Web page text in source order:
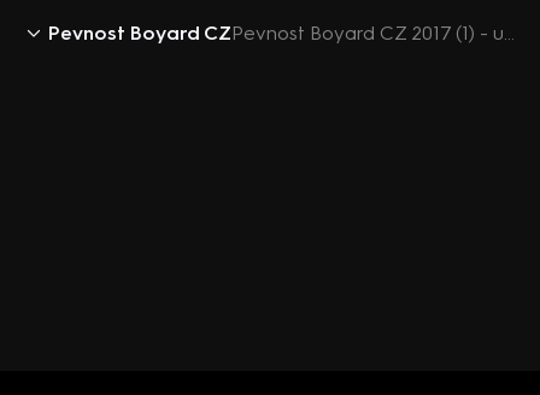
Pevnost Boyard CZ Pevnost Boyard CZ 2017 (1) - upoutávka